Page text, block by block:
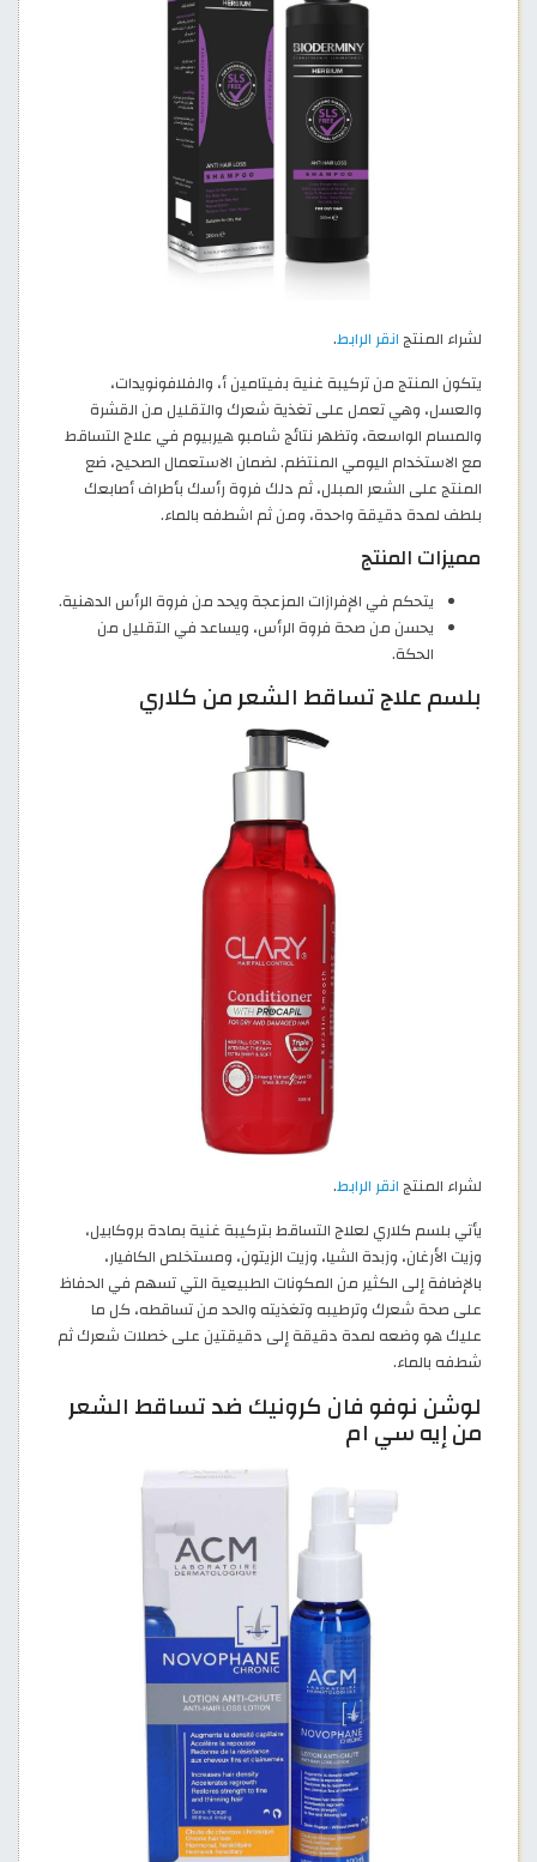
لشراء المنتج انقر الرابط.
يتكون المنتج من تركيبة غنية بفيتامين أ، والفلافونويدات،
والعسل، وهي تعمل على تغذية شعرك والتقليل من القشرة
والمسام الواسعة، وتظهر نتائج شامبو هيربيوم في علاج التساقط
مع الاستخدام اليومي المنتظم. لضمان الاستعمال الصحيح، ضع
المنتج على الشعر المبلل، ثم دلك فروة رأسك بأطراف أصابعك
بلطف لمدة دقيقة واحدة، ومن ثم اشطفه بالماء.
مميزات المنتج
يتحكم في الإفرازات المزعجة ويحد من فروة الرأس الدهنية.
يحسن من صحة فروة الرأس، ويساعد في التقليل من
الحكة.
بلسم علاج تساقط الشعر من كلاري
لشراء المنتج انقر الرابط.
يأتي بلسم كلاري لعلاج التساقط بتركيبة غنية بمادة بروكابيل،
وزيت الأرغان، وزبدة الشيا، وزيت الزيتون، ومستخلص الكافيار،
بالإضافة إلى الكثير من المكونات الطبيعية التي تسهم في الحفاظ
على صحة شعرك وترطيبه وتغذيته والحد من تساقطه، كل ما
عليك هو وضعه لمدة دقيقة إلى دقيقتين على خصلات شعرك ثم
شطفه بالماء.
لوشن نوفو فان كرونيك ضد تساقط الشعر
من إيه سي ام